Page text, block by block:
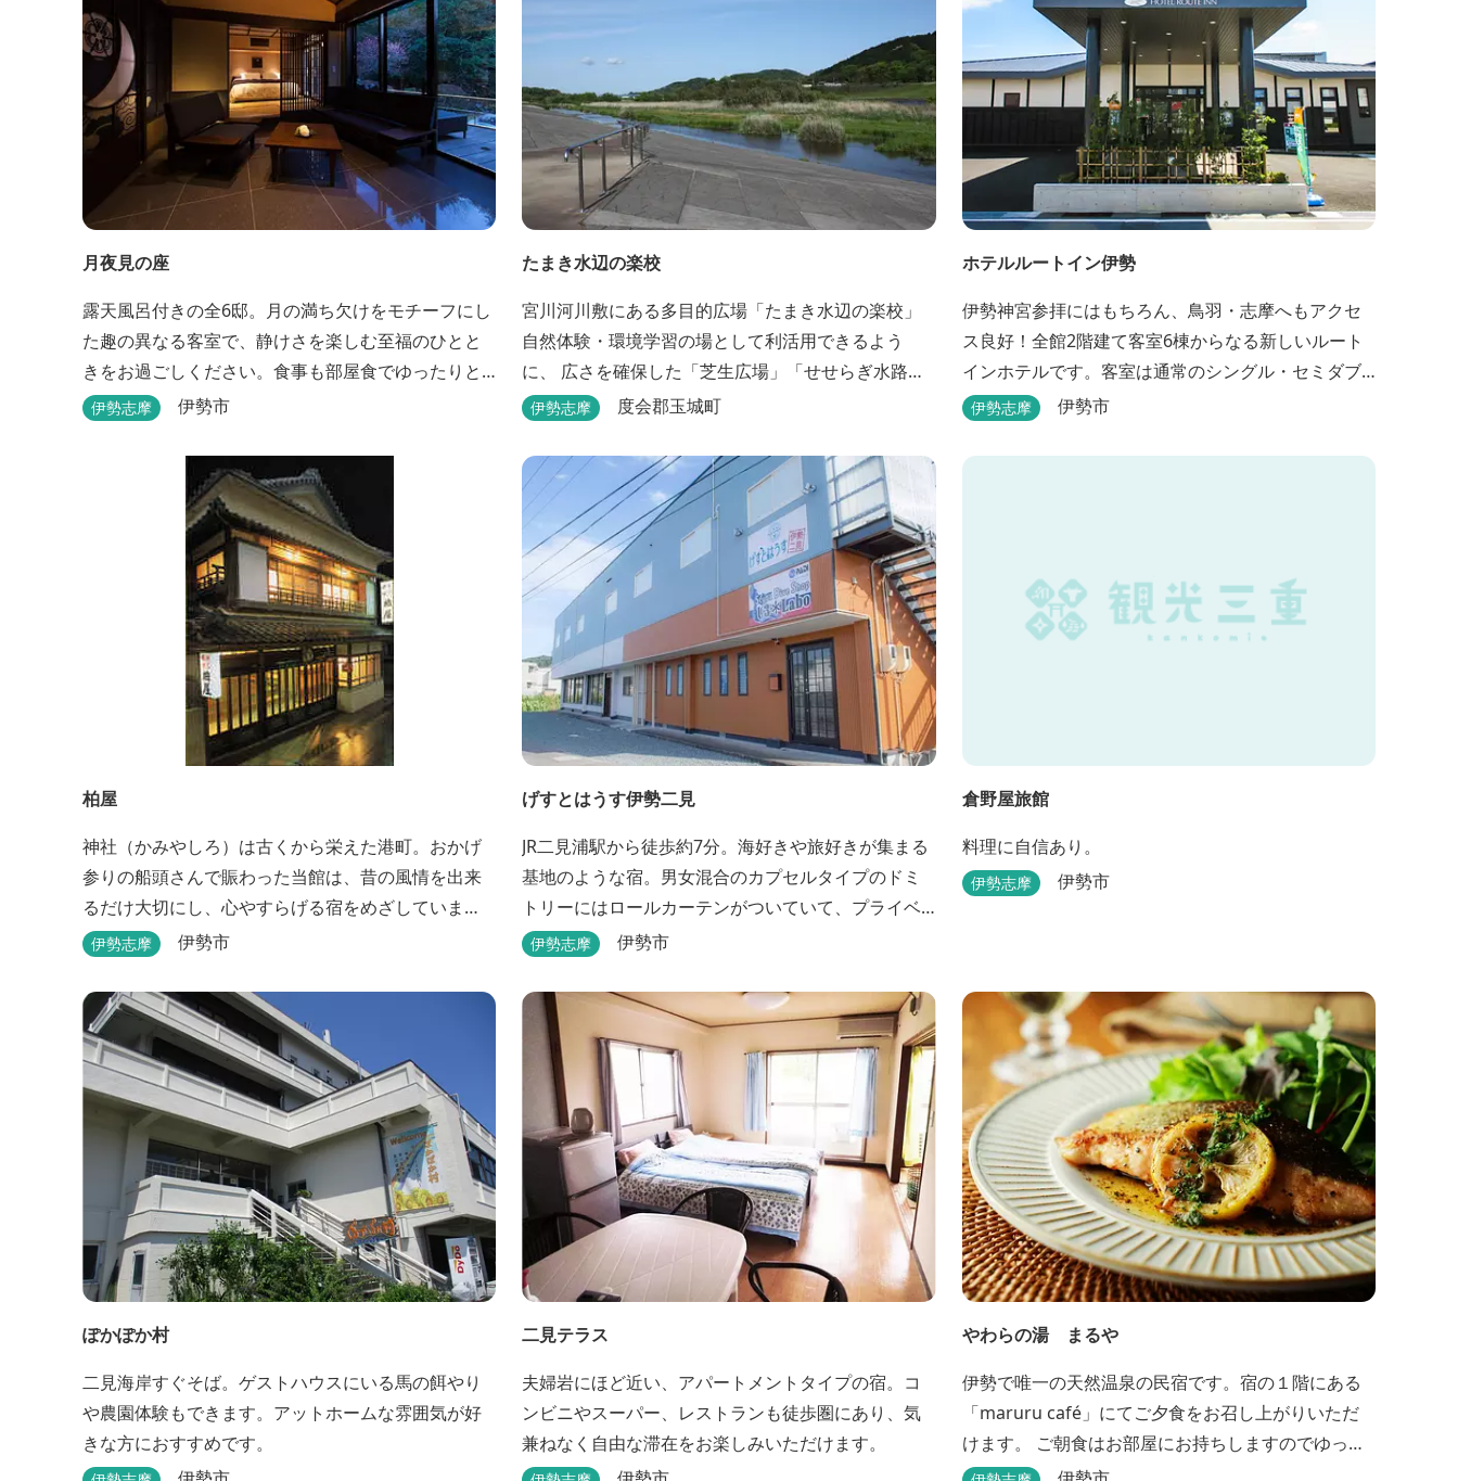
実した伊勢の一日を...
月夜見の座
露天風呂付きの全6邸。月の満ち欠けをモチーフにし
た趣の異なる客室で、静けさを楽しむ至福のひとと
きをお過ごしください。食事も部屋食でゆったりと
楽しめます。
伊勢志摩 伊勢市
たまき水辺の楽校
宮川河川敷にある多目的広場「たまき水辺の楽校」
自然体験・環境学習の場として利活用できるよう
に、 広さを確保した「芝生広場」「せせらぎ水路」
等が整備されています。 芝生広場でのスポーツやバ
め、オートキャンプなどもお楽しみいただけます！
火災防止のため、バーベキュー･焚火等をする際は、
直火にならないように焚火台･コンロ等を使...
伊勢志摩 度会郡玉城町
ホテルルートイン伊勢
伊勢神宮参拝にはもちろん、鳥羽・志摩へもアクセ
ス良好！全館2階建て客室6棟からなる新しいルート
インホテルです。客室は通常のシングル・セミダブ
ル・ ツインの他、畳敷きの和室もご用意しておりま
でお部屋でおくつろぎください。 また、朝食バイキ
伊勢志摩 伊勢市
柏屋
神社（かみやしろ）は古くから栄えた港町。おかげ
参りの船頭さんで賑わった当館は、昔の風情を出来
るだけ大切にし、心やすらげる宿をめざしていま
す。また、伊勢志摩の美味しい海の幸、山の幸を低
伊勢志摩 伊勢市
げすとはうす伊勢二見
JR二見浦駅から徒歩約7分。海好きや旅好きが集まる
基地のような宿。男女混合のカプセルタイプのドミ
トリーにはロールカーテンがついていて、プライベ
ートも守れます。
伊勢志摩 伊勢市
倉野屋旅館
料理に自信あり。
伊勢志摩 伊勢市
ぽかぽか村
二見海岸すぐそば。ゲストハウスにいる馬の餌やり
や農園体験もできます。アットホームな雰囲気が好
きな方におすすめです。
二見テラス
夫婦岩にほど近い、アパートメントタイプの宿。コ
ンビニやスーパー、レストランも徒歩圏にあり、気
兼ねなく自由な滞在をお楽しみいただけます。
やわらの湯 まるや
伊勢で唯一の天然温泉の民宿です。宿の１階にある
「maruru café」にてご夕食をお召し上がりいただ
けます。 ご朝食はお部屋にお持ちしますのでゆっく
りとお召し上がりください。 貸切り露天風呂完備、